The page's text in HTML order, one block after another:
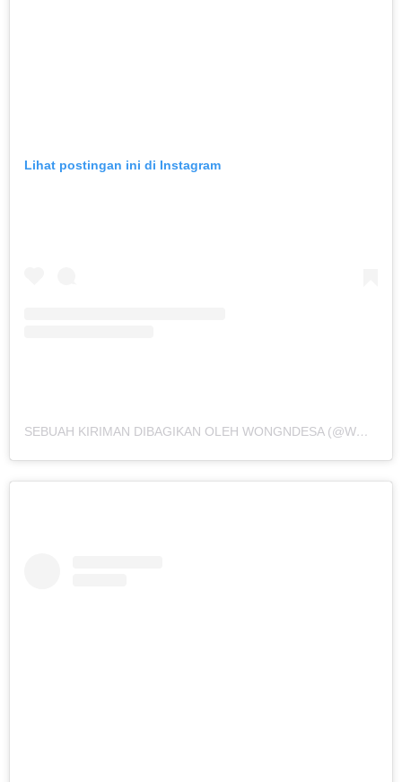
Lihat postingan ini di Instagram
SEBUAH KIRIMAN DIBAGIKAN OLEH WONGNDESA (@WONGNDESAA)